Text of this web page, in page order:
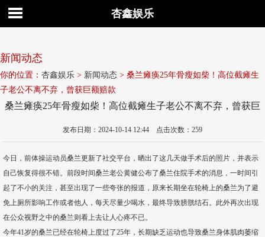
杏鑫娱乐
新闻动态
你的位置： 杏鑫娱乐 > 新闻动态 > 桑兰瘫痪25年骨瘦如柴！高位截瘫生
子老公不离不弃，曾获巨额赔款
桑兰瘫痪25年骨瘦如柴！高位截瘫生子老公不离不弃，曾获巨
发布日期：2024-10-14 12:44 点击次数：259
今日，前体操运动员桑兰更新了社交平台，晒出了这几天做手术后的照片，并表示
自己恢复得很不错。前段时间桑兰老公黄健公布了桑兰住院手术的消息，一时间引
起了不小的关注，甚至出现了一些夸张的报道，原来长期坐在轮椅上的桑兰为了避
免上厕所影响工作或者他人，每天尽量少喝水，最终导致膀胱结石。此外再次出现
在公众视野之中的桑兰则看上去让人心疼不已。
今年41岁的桑兰已经在轮椅上度过了25年，长期缺乏运动也导致桑兰身体肌肉萎缩